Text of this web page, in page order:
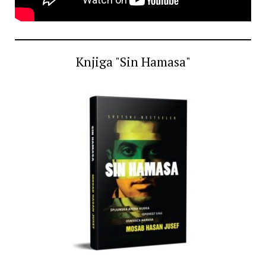
Knjiga "Sin Hamasa"